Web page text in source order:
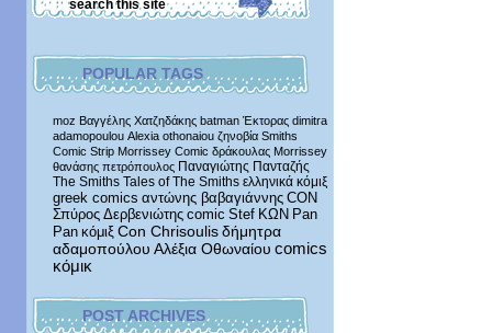
POPULAR TAGS
moz Βαγγέλης Χατζηδάκης batman Έκτορας dimitra
adamopoulou Alexia othonaiou ζηνοβία Smiths
Comic Strip Morrissey Comic δράκουλας Morrissey
θανάσης πετρόπουλος Παναγιώτης Πανταζής
The Smiths Tales of The Smiths ελληνικά κόμιξ
greek comics αντώνης βαβαγιάννης CON
Σπύρος Δερβενιώτης comic Stef ΚΩΝ Pan
Pan κόμιξ Con Chrisoulis δήμητρα
αδαμοπούλου Αλέξια Οθωναίου comics
κόμικ
POST ARCHIVES